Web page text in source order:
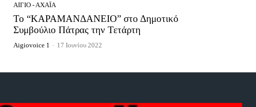
ΑΊΓΙΟ - ΑΧΑΪ́Α
Το “ΚΑΡΑΜΑΝΔΑΝΕΙΟ” στο Δημοτικό
Συμβούλιο Πάτρας την Τετάρτη
Aigiovoice 1 - 17 Ιουνίου 2022